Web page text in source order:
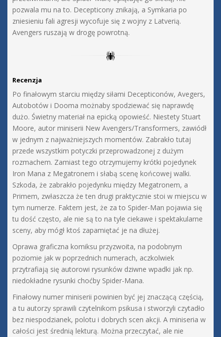
pozwala mu na to. Decepticony znikają, a Symkaria po
zniesieniu fali agresji wycofuje się z wojny z Latverią.
Avengers ruszają w drogę powrotną.
Recenzja
Po finałowym starciu między siłami Decepticonów, Avegers,
Autobotów i Dooma możnaby spodziewać się naprawdę
dużo. Świetny materiał na epicką opowieść. Niestety Stuart
Moore, autor miniserii New Avengers/Transformers, zawiódł
w jednym z najważniejszych momentów. Zabrakło tutaj
przede wszystkim potyczki przeprowadzonej z dużym
rozmachem. Zamiast tego otrzymujemy krótki pojedynek
Iron Mana z Megatronem i słabą scenę końcowej walki.
Szkoda, że zabrakło pojedynku między Megatronem, a
Primem, zwłaszcza że ten drugi praktycznie stoi w miejscu w
tym numerze. Faktem jest, że za to Spider-Man pojawia się
tu dość często, ale nie są to na tyle ciekawe i spektakularne
sceny, aby mógł ktoś zapamiętać je na dłużej.
Oprawa graficzna komiksu przyzwoita, na podobnym
poziomie jak w poprzednich numerach, aczkolwiek
przytrafiają się autorowi rysunków dziwne wpadki jak np.
niedokładne rysunki choćby Spider-Mana.
Finałowy numer miniserii powinien być jej znaczącą częścią,
a tu autorzy sprawili czytelnikom psikusa i stworzyli czytadło
bez niespodzianek, polotu i dobrych scen akcji. A miniseria w
całości jest średnią lekturą. Można przeczytać, ale nie